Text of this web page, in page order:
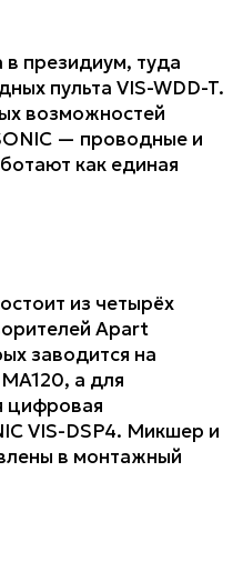
президиум, туда
пульта VIS-WDD-T.
возможностей
— проводные и
как единая
из четырёх
Apart
заводится на
а для
цифровая
VIS-DSP4. Микшер и
в монтажный